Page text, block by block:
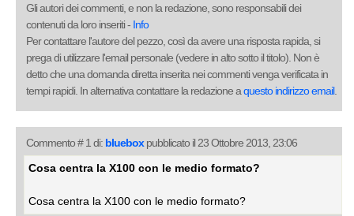
Gli autori dei commenti, e non la redazione, sono responsabili dei
contenuti da loro inseriti - Info
Per contattare l'autore del pezzo, così da avere una risposta rapida, si
prega di utilizzare l'email personale (vedere in alto sotto il titolo). Non è
detto che una domanda diretta inserita nei commenti venga verificata in
tempi rapidi. In alternativa contattare la redazione aquesto indirizzo email.
Commento # 1 di: blueboxpubblicato il 23 Ottobre 2013, 23:06
Cosa centra la X100 con le medio formato?
Cosa centra la X100 con le medio formato?